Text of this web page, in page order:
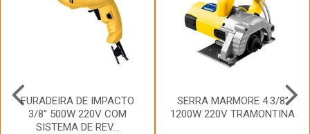
FURADEIRA DE IMPACTO
3/8” 500W 220V COM
SISTEMA DE REV...
SERRA MARMORE 4.3/8”
1200W 220V TRAMONTINA